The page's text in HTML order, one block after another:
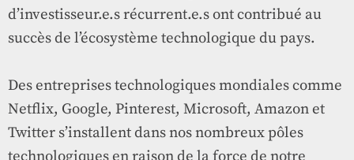
d’investisseur.e.s récurrent.e.s ont contribué au
succès de l’écosystème technologique du pays.
Des entreprises technologiques mondiales comme
Netflix, Google, Pinterest, Microsoft, Amazon et
Twitter s’installent dans nos nombreux pôles